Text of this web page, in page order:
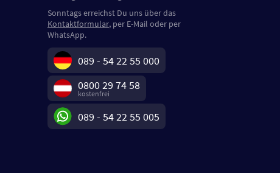
Sonntags erreichst Du uns über das
Kontaktformular, per E-Mail oder per
WhatsApp.
089 - 54 22 55 000
0800 29 74 58
kostenfrei
089 - 54 22 55 005